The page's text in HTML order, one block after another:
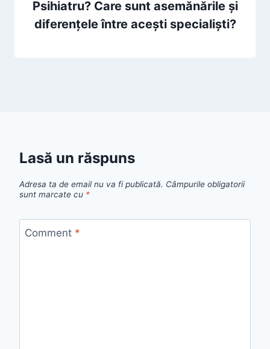
Psihiatru? Care sunt asemănările și
diferențele între acești specialiști?
Lasă un răspuns
Adresa ta de email nu va fi publicată. Câmpurile obligatorii
sunt marcate cu *
Comment *